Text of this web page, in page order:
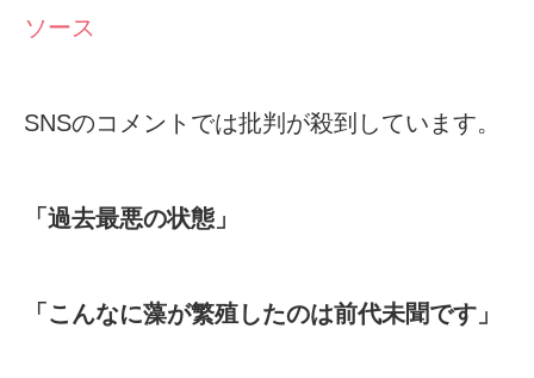
ソース
SNSのコメントでは批判が殺到しています。
「過去最悪の状態」
「こんなに藻が繁殖したのは前代未聞です」